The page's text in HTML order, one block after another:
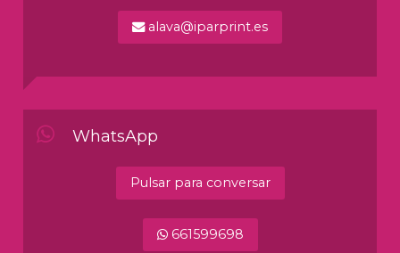
alava@iparprint.es
WhatsApp
Pulsar para conversar
661599698